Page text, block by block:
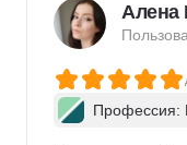
Алена
Профессия: